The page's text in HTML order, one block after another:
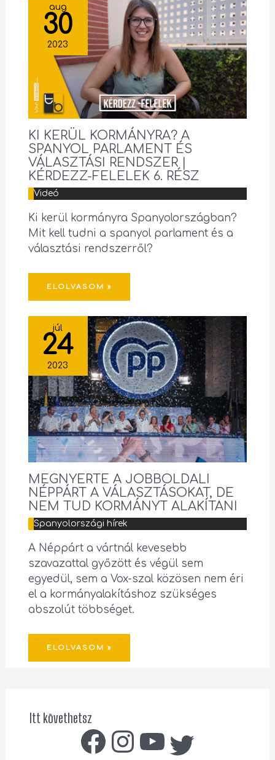
aug
30
2023
KI KERÜL KORMÁNYRA? A
SPANYOL PARLAMENT ÉS
VÁLASZTÁSI RENDSZER |
KÉRDEZZ-FELELEK 6. RÉSZ
Videó
Ki kerül kormányra Spanyolországban?
Mit kell tudni a spanyol parlament és a
választási rendszerről?
ELOLVASOM »
júl
24
2023
MEGNYERTE A JOBBOLDALI
NÉPPÁRT A VÁLASZTÁSOKAT, DE
NEM TUD KORMÁNYT ALAKÍTANI
Spanyolországi hírek
A Néppárt a vártnál kevesebb
szavazattal győzött és végül sem
egyedül, sem a Vox-szal közösen nem éri
el a kormányalakításhoz szükséges
abszolút többséget.
ELOLVASOM »
Itt követhetsz